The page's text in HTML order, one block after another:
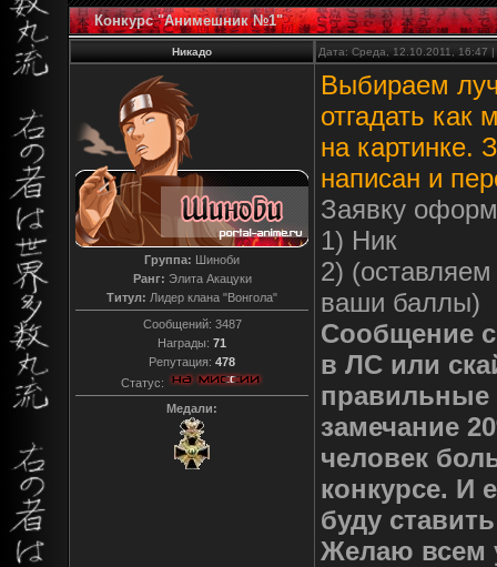
Конкурс "Анимешник №1"
Никадо Дата: Среда, 12.10.2011, 16:47
Группа: Шиноби
Ранг: Элита Акацуки
Титул: Лидер клана "Вонгола"
Сообщений: 3487
Награды: 71
Репутация: 478
Статус:
Медали:
Выбираем
отгадать
на картинке.
написан и
Заявку
1) Ник
2)
ваши баллы)
Сообщение
в ЛС или
правильные
замечание
человек
конкурсе. И
буду
Желаю всем